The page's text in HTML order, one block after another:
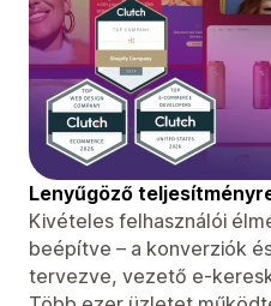
Lenyűgöző
Kivételes felhasználói
beépítve – a konverziók
tervezve, vezető e-